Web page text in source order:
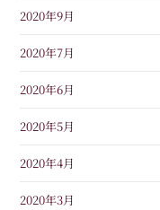
2020年9月
2020年7月
2020年6月
2020年5月
2020年4月
2020年3月